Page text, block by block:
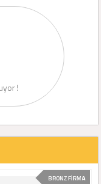
!
BRONZ FİRMA